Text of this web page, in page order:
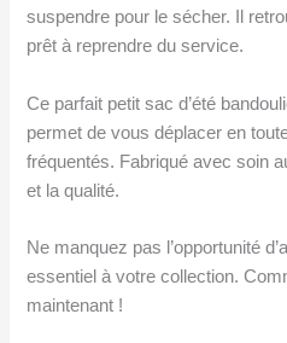
suspendre pour le sécher. Il
prêt à reprendre du service.
Ce parfait petit sac d’été
permet de vous déplacer en
fréquentés. Fabriqué avec soin
et la qualité.
Ne manquez pas l’opportunité
essentiel à votre collection.
maintenant !